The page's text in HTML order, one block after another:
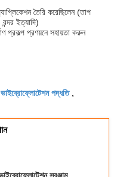
তৈরি করেছিলেন (তাপ
ইত্যাদি)
প্রকল্প প্রণয়নে সহায়তা করুন
পদ্ধতি,
সরঞ্জাম